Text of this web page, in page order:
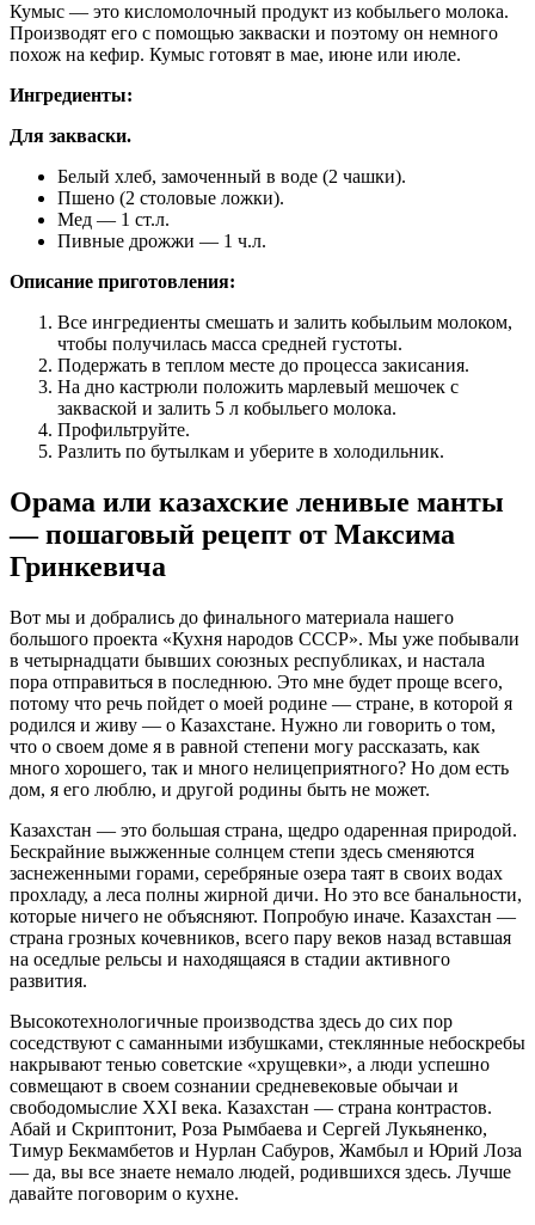
Кумыс — это кисломолочный продукт из кобыльего молока.
Производят его с помощью закваски и поэтому он немного
похож на кефир. Кумыс готовят в мае, июне или июле.
Ингредиенты:
Для закваски.
Белый хлеб, замоченный в воде (2 чашки).
Пшено (2 столовые ложки).
Мед — 1 ст.л.
Пивные дрожжи — 1 ч.л.
Описание приготовления:
Все ингредиенты смешать и залить кобыльим молоком,
чтобы получилась масса средней густоты.
Подержать в теплом месте до процесса закисания.
На дно кастрюли положить марлевый мешочек с
закваской и залить 5 л кобыльего молока.
Профильтруйте.
Разлить по бутылкам и уберите в холодильник.
Орама или казахские ленивые манты
— пошаговый рецепт от Максима
Гринкевича
Вот мы и добрались до финального материала нашего
большого проекта «Кухня народов СССР». Мы уже побывали
в четырнадцати бывших союзных республиках, и настала
пора отправиться в последнюю. Это мне будет проще всего,
потому что речь пойдет о моей родине — стране, в которой я
родился и живу — о Казахстане. Нужно ли говорить о том,
что о своем доме я в равной степени могу рассказать, как
много хорошего, так и много нелицеприятного? Но дом есть
дом, я его люблю, и другой родины быть не может.
Казахстан — это большая страна, щедро одаренная природой.
Бескрайние выжженные солнцем степи здесь сменяются
заснеженными горами, серебряные озера таят в своих водах
прохладу, а леса полны жирной дичи. Но это все банальности,
которые ничего не объясняют. Попробую иначе. Казахстан —
страна грозных кочевников, всего пару веков назад вставшая
на оседлые рельсы и находящаяся в стадии активного
развития.
Высокотехнологичные производства здесь до сих пор
соседствуют с саманными избушками, стеклянные небоскребы
накрывают тенью советские «хрущевки», а люди успешно
совмещают в своем сознании средневековые обычаи и
свободомыслие XXI века. Казахстан — страна контрастов.
Абай и Скриптонит, Роза Рымбаева и Сергей Лукьяненко,
Тимур Бекмамбетов и Нурлан Сабуров, Жамбыл и Юрий Лоза
— да, вы все знаете немало людей, родившихся здесь. Лучше
давайте поговорим о кухне.